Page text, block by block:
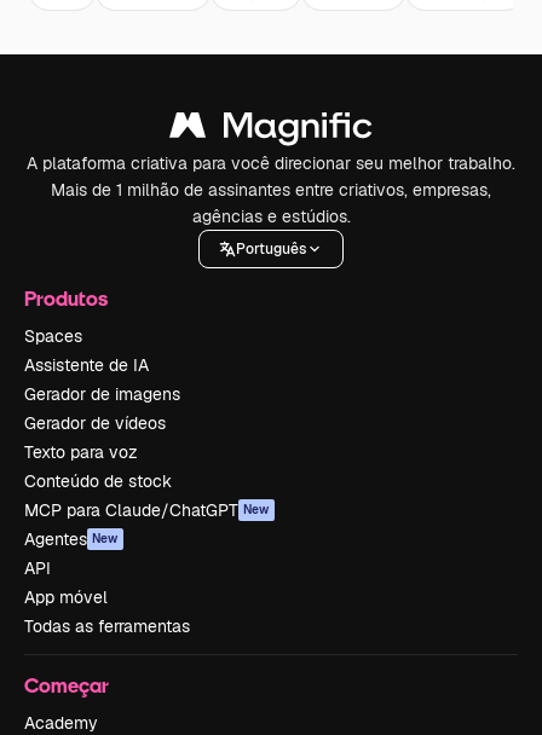
A plataforma criativa para você direcionar seu melhor trabalho.
Mais de 1 milhão de assinantes entre criativos, empresas,
agências e estúdios.
Português
Produtos
Spaces
Assistente de IA
Gerador de imagens
Gerador de vídeos
Texto para voz
Conteúdo de stock
MCP para Claude/ChatGPT New
Agentes New
API
App móvel
Todas as ferramentas
Começar
Academy